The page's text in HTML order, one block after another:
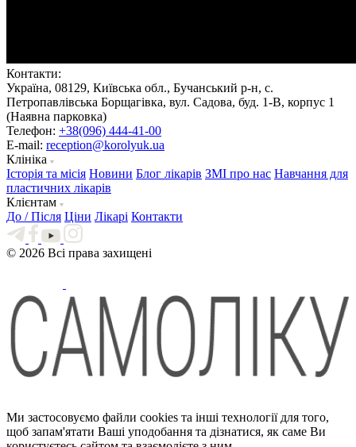
Контакти:
Україна, 08129, Київська обл., Бучанський р-н, с.
Петропавлівська Борщагівка, вул. Садова, буд. 1-В, корпус 1
(Наявна парковка)
Телефон: +38(096) 444-41-00
E-mail: reception@korolyuk.ua
Клініка
Історія та місія Новини Блог лікарів ЗМІ про нас Навчання для
пластичних лікарів
Клієнтам
До / Після Ціни Лікарі Контакти
© 2026 Всі права захищені
Ми застосовуємо файли cookies та інші технології для того,
щоб запам'ятати Ваші уподобання та дізнатися, як саме Ви